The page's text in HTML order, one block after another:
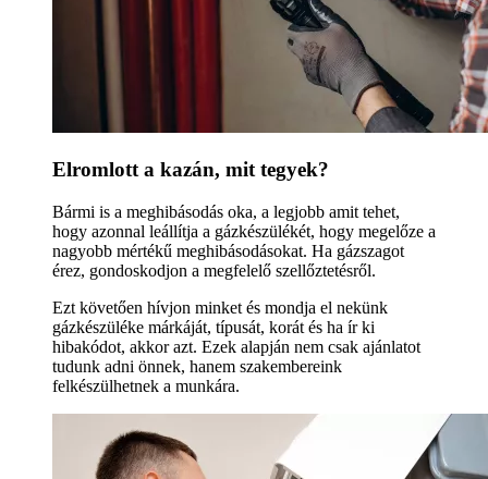
Elromlott a kazán, mit tegyek?
Bármi is a meghibásodás oka, a legjobb amit tehet,
hogy azonnal leállítja a gázkészülékét, hogy megelőze a
nagyobb mértékű meghibásodásokat. Ha gázszagot
érez, gondoskodjon a megfelelő szellőztetésről.
Ezt követően hívjon minket és mondja el nekünk
gázkészüléke márkáját, típusát, korát és ha ír ki
hibakódot, akkor azt. Ezek alapján nem csak ajánlatot
tudunk adni önnek, hanem szakembereink
felkészülhetnek a munkára.